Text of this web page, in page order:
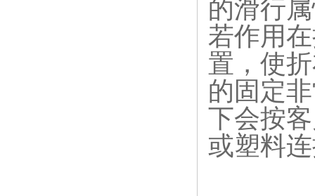
的滑行
若作用在
置，使
的固定
下会按
或塑料